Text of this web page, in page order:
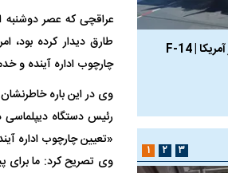
عراقچی که عصر دوشنبه
طارق دیدار کرده بود،
چارچوب اداره آینده و
وی در این باره
رئیس دستگاه
«تعیین چارچوب اداره
وی تصریح کرد: ما برای
جنگنده شکاری رهگیر آمریکا | F-14
حدید ۱۱۰؛ نسخه سریع‌تر،
مرگبارتر پهپادهای ایرانی |
جدید ایران چیست؟
۱ ۲ ۳